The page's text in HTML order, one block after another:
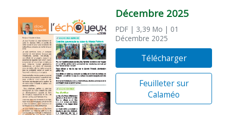
Décembre 2025
PDF | 3,39 Mo | 01
Décembre 2025
Télécharger
Feuilleter sur
Calaméo